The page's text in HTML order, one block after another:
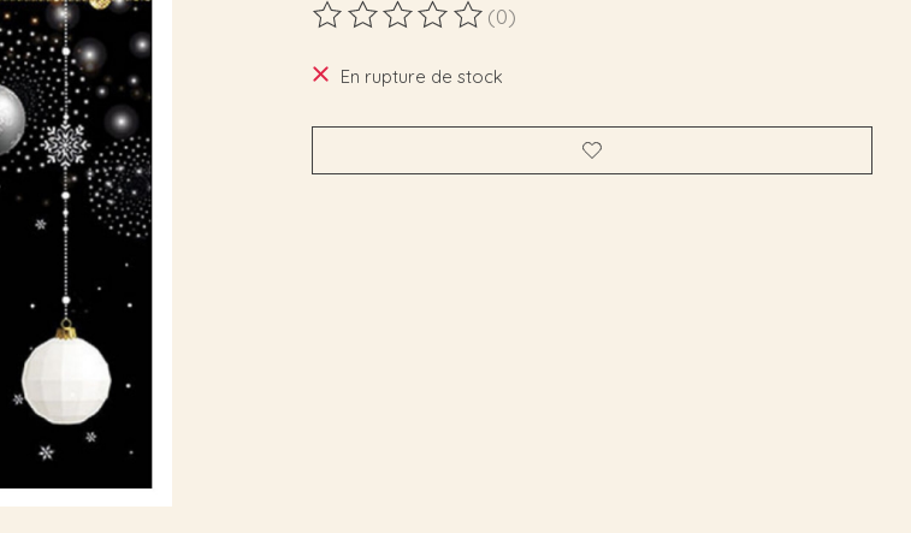
Ce produit est évalué à
(0)
En rupture de stock